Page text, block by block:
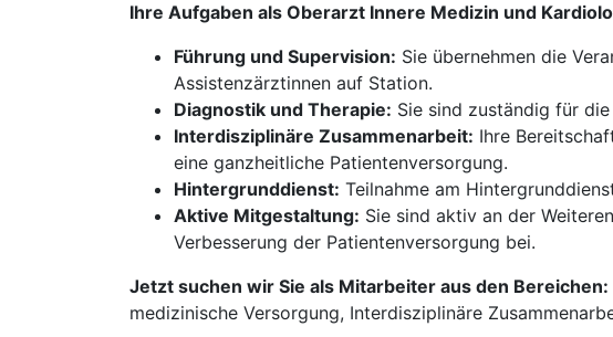
Ihre Aufgaben als Oberarzt Innere Medizin und
Führung und Supervision: Sie übernehmen die
Assistenzärztinnen auf Station.
Diagnostik und Therapie: Sie sind zuständig für
Interdisziplinäre Zusammenarbeit: Ihre
eine ganzheitliche Patientenversorgung.
Hintergrunddienst: Teilnahme am
Aktive Mitgestaltung: Sie sind aktiv an der
Verbesserung der Patientenversorgung bei.
Jetzt suchen wir Sie als Mitarbeiter aus den Bereichen:
medizinische Versorgung, Interdisziplinäre